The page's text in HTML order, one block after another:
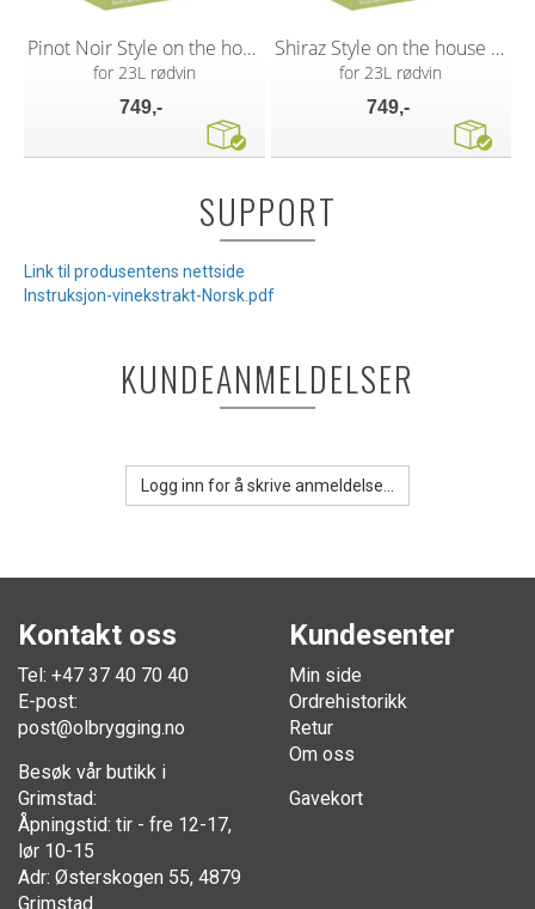
Pinot Noir Style on the house vinsett
for 23L rødvin
749,-
Shiraz Style on the house vinsett
for 23L rødvin
749,-
SUPPORT
Link til produsentens nettside
Instruksjon-vinekstrakt-Norsk.pdf
KUNDEANMELDELSER
Logg inn for å skrive anmeldelse...
Kontakt oss
Tel: +47 37 40 70 40
E-post:
post@olbrygging.no
Besøk vår butikk i
Grimstad:
Åpningstid: tir - fre 12-17,
lør 10-15
Adr: Østerskogen 55, 4879
Grimstad
Kundesenter
Min side
Ordrehistorikk
Retur
Om oss
Gavekort